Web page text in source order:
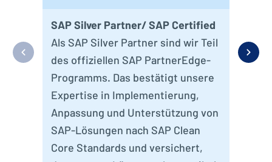
SAP Silver Partner/ SAP Certified
Als SAP Silver Partner sind wir Teil
des offiziellen SAP PartnerEdge-
Programms. Das bestätigt unsere
Expertise in Implementierung,
Anpassung und Unterstützung von
SAP-Lösungen nach SAP Clean
Core Standards und versichert,